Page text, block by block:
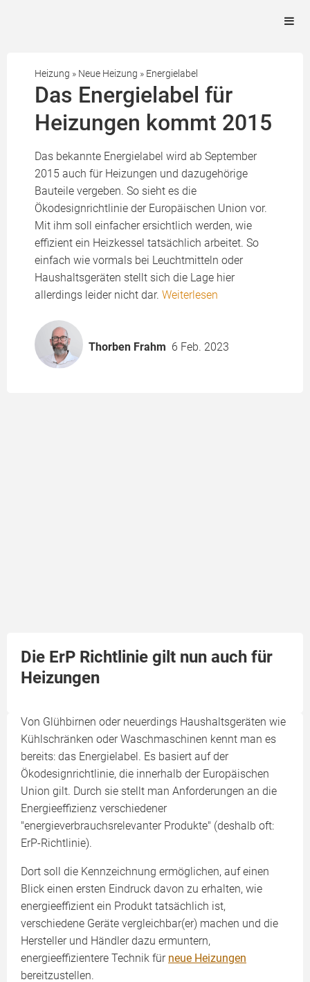
Heizung » Neue Heizung » Energielabel
Das Energielabel für
Heizungen kommt 2015
Das bekannte Energielabel wird ab September
2015 auch für Heizungen und dazugehörige
Bauteile vergeben. So sieht es die
Ökodesignrichtlinie der Europäischen Union vor.
Mit ihm soll einfacher ersichtlich werden, wie
effizient ein Heizkessel tatsächlich arbeitet. So
einfach wie vormals bei Leuchtmitteln oder
Haushaltsgeräten stellt sich die Lage hier
allerdings leider nicht dar. Weiterlesen
Thorben Frahm 6 Feb. 2023
Die ErP Richtlinie gilt nun auch für
Heizungen
Von Glühbirnen oder neuerdings Haushaltsgeräten wie
Kühlschränken oder Waschmaschinen kennt man es
bereits: das Energielabel. Es basiert auf der
Ökodesignrichtlinie, die innerhalb der Europäischen
Union gilt. Durch sie stellt man Anforderungen an die
Energieeffizienz verschiedener
"energieverbrauchsrelevanter Produkte" (deshalb oft:
ErP-Richtlinie).
Dort soll die Kennzeichnung ermöglichen, auf einen
Blick einen ersten Eindruck davon zu erhalten, wie
energieeffizient ein Produkt tatsächlich ist,
verschiedene Geräte vergleichbar(er) machen und die
Hersteller und Händler dazu ermuntern,
energieeffizientere Technik für neue Heizungen
bereitzustellen.